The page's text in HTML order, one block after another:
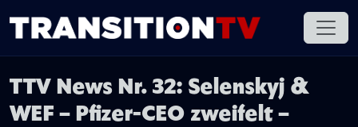
TTV News Nr. 32: Selenskyj &
WEF – Pfizer-CEO zweifelt –